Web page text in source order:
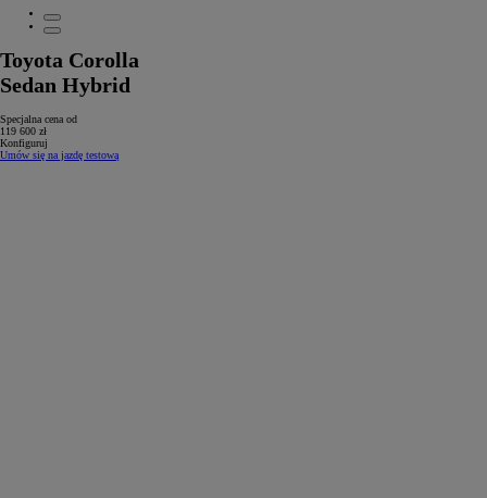
Toyota Corolla
Sedan Hybrid
Specjalna cena od
119 600 zł
Konfiguruj
Umów się na jazdę testową